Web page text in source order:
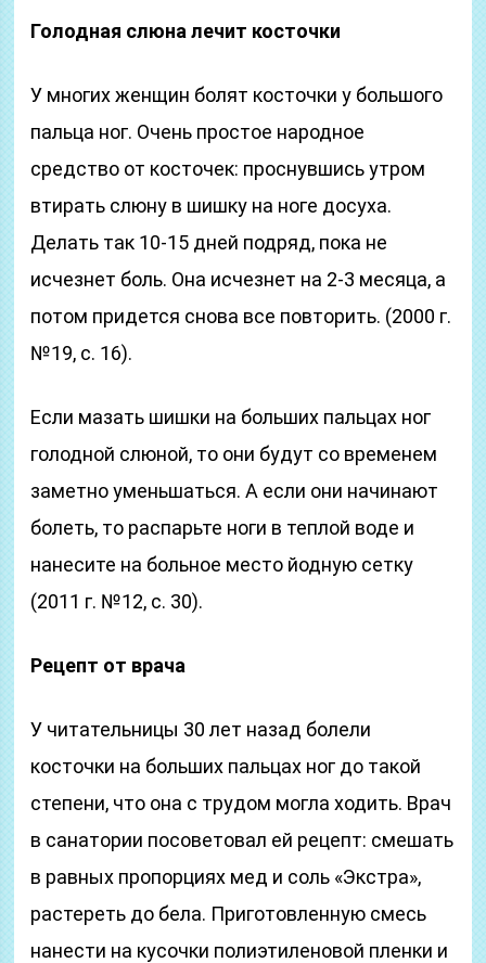
Голодная слюна лечит косточки
У многих женщин болят косточки у большого
пальца ног. Очень простое народное
средство от косточек: проснувшись утром
втирать слюну в шишку на ноге досуха.
Делать так 10-15 дней подряд, пока не
исчезнет боль. Она исчезнет на 2-3 месяца, а
потом придется снова все повторить. (2000 г.
№19, с. 16).
Если мазать шишки на больших пальцах ног
голодной слюной, то они будут со временем
заметно уменьшаться. А если они начинают
болеть, то распарьте ноги в теплой воде и
нанесите на больное место йодную сетку
(2011 г. №12, с. 30).
Рецепт от врача
У читательницы 30 лет назад болели
косточки на больших пальцах ног до такой
степени, что она с трудом могла ходить. Врач
в санатории посоветовал ей рецепт: смешать
в равных пропорциях мед и соль «Экстра»,
растереть до бела. Приготовленную смесь
нанести на кусочки полиэтиленовой пленки и